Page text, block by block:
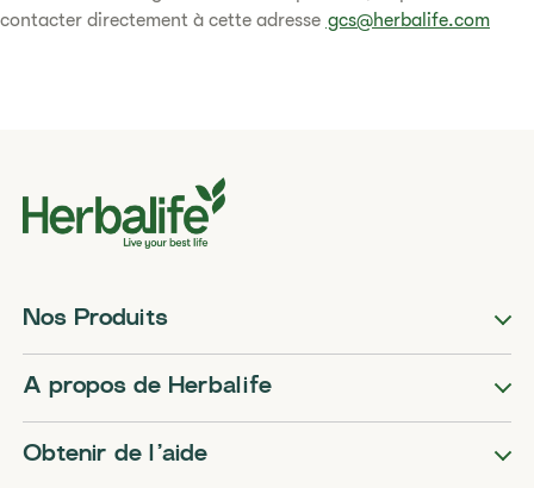
contacter directement à cette adresse gcs@herbalife.com
Nos Produits
A propos de Herbalife
Obtenir de l’aide